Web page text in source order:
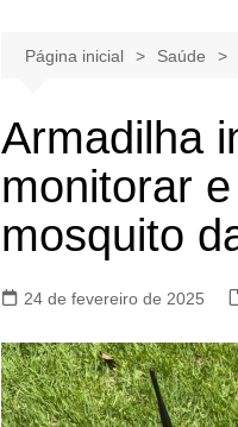
Página inicial Saúde
Armadilha
monitorar
mosquito
24 de fevereiro de 2025